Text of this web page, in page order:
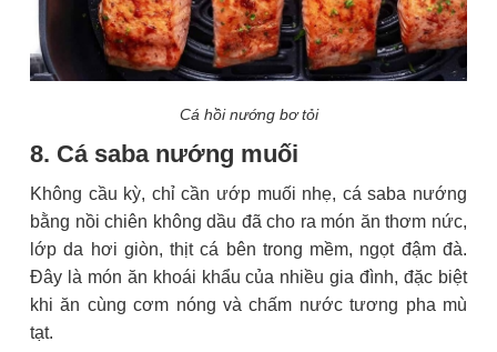
Cá hồi nướng bơ tỏi
8. Cá saba nướng muối
Không cầu kỳ, chỉ cần ướp muối nhẹ, cá saba nướng
bằng nồi chiên không dầu đã cho ra món ăn thơm nức,
lớp da hơi giòn, thịt cá bên trong mềm, ngọt đậm đà.
Đây là món ăn khoái khẩu của nhiều gia đình, đặc biệt
khi ăn cùng cơm nóng và chấm nước tương pha mù
tạt.